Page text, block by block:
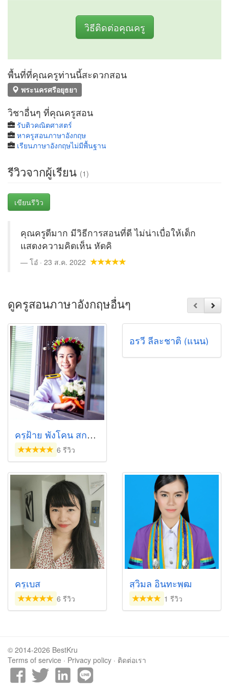
วิธีติดต่อคุณครู
พื้นที่ที่คุณครูท่านนี้สะดวกสอน
พระนครศรีอยุธยา
วิชาอื่นๆ ที่คุณครูสอน
รับติวคณิตศาสตร์
หาครูสอนภาษาอังกฤษ
เรียนภาษาอังกฤษไม่มีพื้นฐาน
รีวิวจากผู้เรียน (1)
เขียนรีวิว
คุณครูดีมาก มีวิธีการสอนที่ดี ไม่น่าเบื่อให้เด็ก
แสดงความคิดเห็น หัดคิ
โอ๋ · 23 ส.ค. 2022
ดูครูสอนภาษาอังกฤษอื่นๆ
ครูฝ้าย พังโคน สกลนคร
6 รีวิว
อรวี ลีละชาติ (แนน)
ครูเบส
6 รีวิว
สุวิมล อินทะพุฒ
1 รีวิว
© 2014-2026 BestKru
Terms of service · Privacy policy · ติดต่อเรา